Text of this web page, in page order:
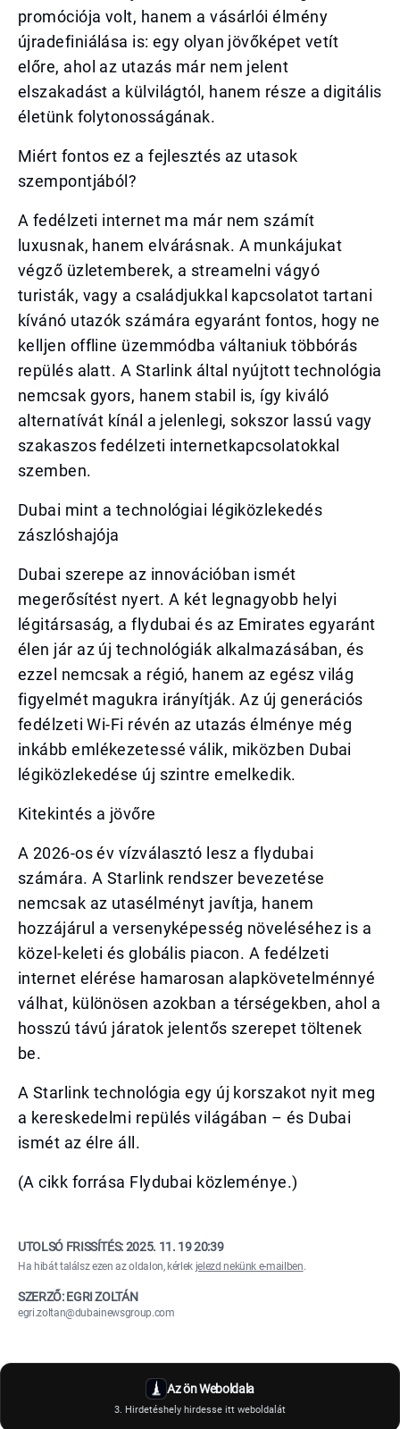
promóciója volt, hanem a vásárlói élmény
újradefiniálása is: egy olyan jövőképet vetít
előre, ahol az utazás már nem jelent
elszakadást a külvilágtól, hanem része a digitális
életünk folytonosságának.
Miért fontos ez a fejlesztés az utasok
szempontjából?
A fedélzeti internet ma már nem számít
luxusnak, hanem elvárásnak. A munkájukat
végző üzletemberek, a streamelni vágyó
turisták, vagy a családjukkal kapcsolatot tartani
kívánó utazók számára egyaránt fontos, hogy ne
kelljen offline üzemmódba váltaniuk többórás
repülés alatt. A Starlink által nyújtott technológia
nemcsak gyors, hanem stabil is, így kiváló
alternatívát kínál a jelenlegi, sokszor lassú vagy
szakaszos fedélzeti internetkapcsolatokkal
szemben.
Dubai mint a technológiai légiközlekedés
zászlóshajója
Dubai szerepe az innovációban ismét
megerősítést nyert. A két legnagyobb helyi
légitársaság, a flydubai és az Emirates egyaránt
élen jár az új technológiák alkalmazásában, és
ezzel nemcsak a régió, hanem az egész világ
figyelmét magukra irányítják. Az új generációs
fedélzeti Wi-Fi révén az utazás élménye még
inkább emlékezetessé válik, miközben Dubai
légiközlekedése új szintre emelkedik.
Kitekintés a jövőre
A 2026-os év vízválasztó lesz a flydubai
számára. A Starlink rendszer bevezetése
nemcsak az utasélményt javítja, hanem
hozzájárul a versenyképesség növeléséhez is a
közel-keleti és globális piacon. A fedélzeti
internet elérése hamarosan alapkövetelménnyé
válhat, különösen azokban a térségekben, ahol a
hosszú távú járatok jelentős szerepet töltenek
be.
A Starlink technológia egy új korszakot nyit meg
a kereskedelmi repülés világában – és Dubai
ismét az élre áll.
(A cikk forrása Flydubai közleménye.)
UTOLSÓ FRISSÍTÉS:2025. 11. 19 20:39
Ha hibát találsz ezen az oldalon, kérlek jelezd nekünk e-mailben.
SZERZŐ: EGRI ZOLTÁN
egri.zoltan@dubainewsgroup.com
Az ön Weboldala
3. Hirdetéshely hirdesse itt weboldalát